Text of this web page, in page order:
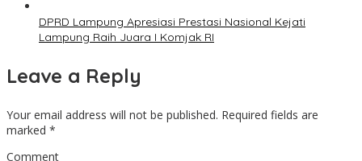
DPRD Lampung Apresiasi Prestasi Nasional Kejati
Lampung Raih Juara I Komjak RI
Leave a Reply
Your email address will not be published. Required fields are
marked *
Comment